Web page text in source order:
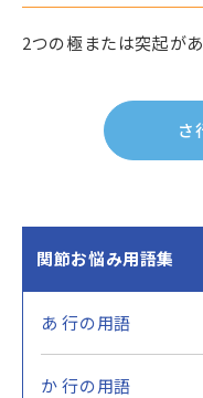
2つの極または突起が
さ
関節お悩み用語集
あ 行の用語
か 行の用語